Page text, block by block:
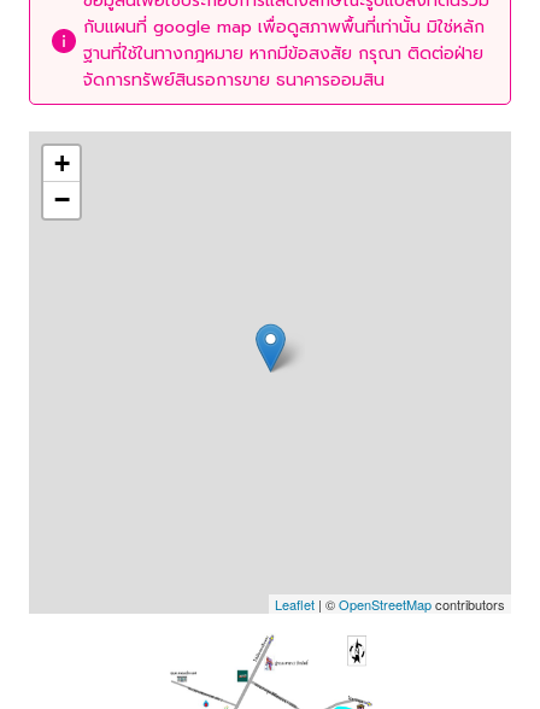
กับแผนที่ google map เพื่อดูสภาพพื้นที่เท่านั้น มิใช่หลัก
ฐานที่ใช้ในทางกฎหมาย หากมีข้อสงสัย กรุณา ติดต่อฝ่าย
จัดการทรัพย์สินรอการขาย ธนาคารออมสิน
+
−
Leaflet | ©OpenStreetMapcontributors